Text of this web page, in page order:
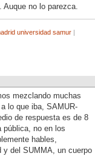
no lo parezca.
universidad samur |
mezclando muchas
lo que iba, SAMUR-
de respuesta es de 8
no en los
hables,
y del SUMMA, un cuerpo